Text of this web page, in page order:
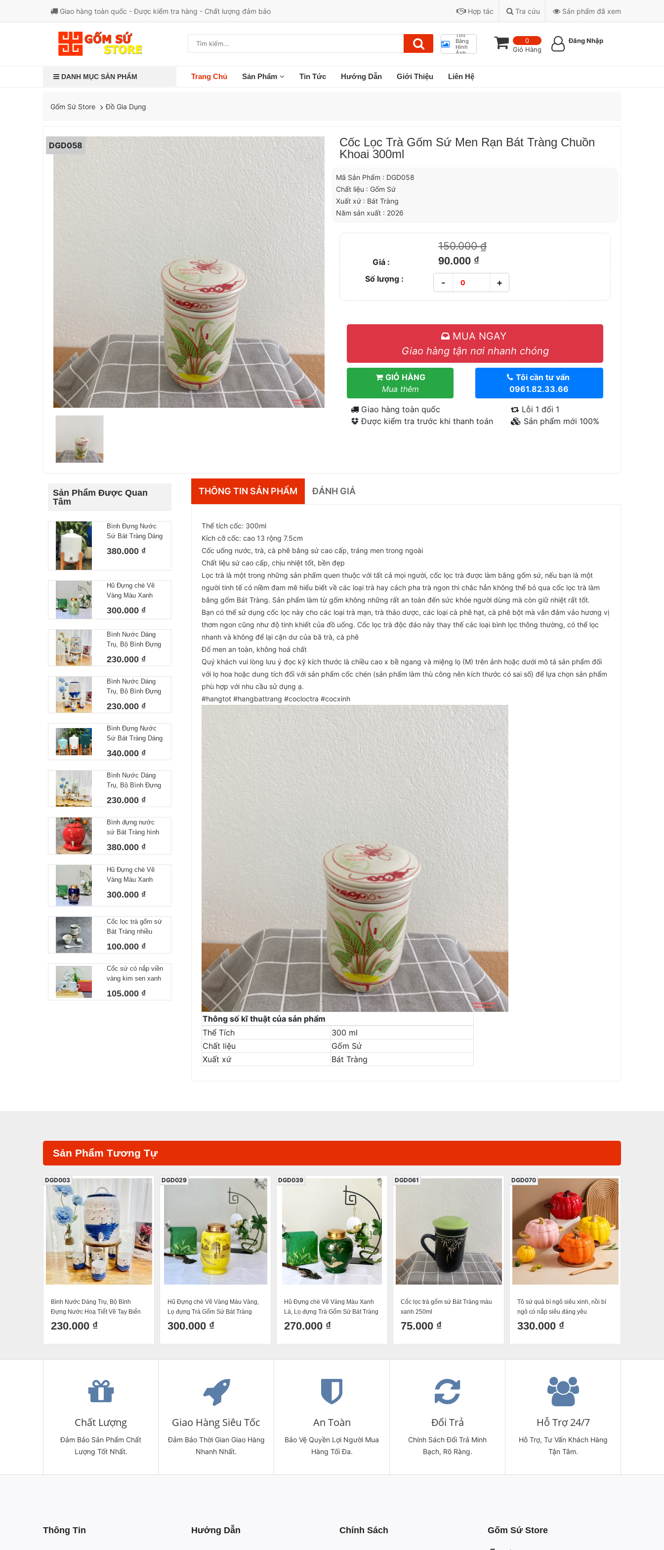
Giao hàng toàn quốc - Được kiểm tra hàng - Chất lượng đảm bảo Hợp tác Tra cứu Sản phẩm đã xem
Tìm
Bằng
Hình
Ảnh
0
Giỏ Hàng
Đăng Nhập
DANH MỤC SẢN PHẨM Trang Chủ Sản Phẩm Tin Tức Hướng Dẫn Giới Thiệu Liên Hệ
Gốm Sứ Store Đồ Gia Dụng
DGD058
Cốc Lọc Trà Gốm Sứ Men Rạn Bát Tràng Chuồn
Khoai 300ml
Mã Sản Phẩm : DGD058
Chất liệu : Gốm Sứ
Xuất xứ : Bát Tràng
Năm sản xuất : 2026
150.000 ₫
Giá : 90.000 ₫
Số lượng : - +
MUA NGAY
Giao hàng tận nơi nhanh chóng
GIỎ HÀNG
Mua thêm
Tôi cần tư vấn
0961.82.33.66
Giao hàng toàn quốc
Được kiểm tra trước khi thanh toán
Lỗi 1 đổi 1
Sản phẩm mới 100%
Sản Phẩm Được Quan
Tâm
Bình Đựng Nước
Sứ Bát Tràng Dáng
Gân Dung Tích 10L
380.000 ₫
Hũ Đựng chè Vẽ
Vàng Màu Xanh
Ngọc, Lọ đựng Trà
Gốm Sứ Bát Tràng
300.000 ₫
Bình Nước Dáng
Trụ, Bộ Bình Đựng
Tay DoRaeMon
Cốc Uống Nước
Sứ Bát Tràng
230.000 ₫
Bình Nước Dáng
Trụ, Bộ Bình Đựng
Tay Biển Khơi
Decor Dễ Thương
Cốc Uống Nước
Sứ Bát Tràng
230.000 ₫
Bình Đựng Nước
Sứ Bát Tràng Dáng
Gân Dung Tích 4L
340.000 ₫
Bình Nước Dáng
Trụ, Bộ Bình Đựng
Nước Hoạ Tiết Vẽ
Tay DoRaeMon
Decor Dễ Thương
Cốc Uống Nước
Sứ Bát Tràng
230.000 ₫
Bình đựng nước
sứ Bát Tràng hình
quả đào dung tích
5L
380.000 ₫
Hũ Đựng chè Vẽ
Vàng Màu Xanh
Trà Gốm Sứ Bát
17cm Dk13cm
300.000 ₫
Cốc lọc trà gốm sứ
Bát Tràng nhiều
300ml
100.000 ₫
Cốc sứ có nắp viền
vàng kim sen xanh
cao cấp Bát Tràng
hàng chọn kĩ
105.000 ₫
THÔNG TIN SẢN PHẨM ĐÁNH GIÁ
Thể tích cốc: 300ml
Kích cỡ cốc: cao 13 rộng 7.5cm
Cốc uống nước, trà, cà phê bằng sứ cao cấp, tráng men trong ngoài
Chất liệu sứ cao cấp, chịu nhiệt tốt, bền đẹp
Lọc trà là một trong những sản phẩm quen thuộc với tất cả mọi người, cốc lọc trà được làm bằng gốm sứ, nếu bạn là một
người tinh tế có niềm đam mê hiểu biết về các loại trà hay cách pha trà ngon thì chắc hẳn không thể bỏ qua cốc lọc trà làm
bằng gốm Bát Tràng. Sản phẩm làm từ gốm không những rất an toàn đến sức khỏe người dùng mà còn giữ nhiệt rất tốt.
Bạn có thể sử dụng cốc lọc này cho các loại trà mạn, trà thảo dược, các loại cà phê hạt, cà phê bột mà vẫn đảm vảo hương vị
thơm ngon cũng như độ tinh khiết của đồ uống. Cốc lọc trà độc đáo này thay thế các loại bình lọc thông thường, có thể lọc
nhanh và không để lại cặn dư của bã trà, cà phê
Đổ men an toàn, không hoá chất
Quý khách vui lòng lưu ý đọc kỹ kích thước là chiều cao x bề ngang và miệng lọ (M) trên ảnh hoặc dưới mô tả sản phẩm đối
với lọ hoa hoặc dung tích đối với sản phẩm cốc chén (sản phẩm làm thù công nên kích thước có sai số) để lựa chọn sản phẩm
phù hợp với nhu cầu sử dụng ạ.
#hangtot #hangbattrang #cocloctra #cocxinh
Thông số kĩ thuật của sản phẩm
Thể Tích
300 ml
Chất liệu
Gốm Sứ
Xuất xứ
Bát Tràng
Sản Phẩm Tương Tự
Bình Nước Dáng Trụ, Bộ Bình
Đựng Nước Hoạ Tiết Vẽ Tay Biển
Khơi Dáng Cốc Trụ Decor Dễ
Thương Cốc Uống Nước Sứ Bát
230.000 ₫
DGD003
Hũ Đựng chè Vẽ Vàng Màu Vàng,
Lọ đựng Trà Gốm Sứ Bát Tràng
Cao Cấp Cao 17cm Dk13cm
300.000 ₫
DGD029
Hũ Đựng chè Vẽ Vàng Màu Xanh
Lá, Lọ đựng Trà Gốm Sứ Bát Tràng
Cao Cấp Cao 15 Đường Kính 13
270.000 ₫
DGD039
Cốc lọc trà gốm sứ Bát Tràng màu
xanh 250ml
75.000 ₫
DGD061
Tô sứ quả bí ngô siêu xinh, nồi bí
ngô có nắp siêu đáng yêu
330.000 ₫
DGD070
Chất Lượng
Đảm Bảo Sản Phẩm Chất
Lượng Tốt Nhất.
Giao Hàng Siêu Tốc
Đảm Bảo Thời Gian Giao Hàng
Nhanh Nhất.
An Toàn
Bảo Vệ Quyền Lợi Người Mua
Hàng Tối Đa.
Đổi Trả
Chính Sách Đổi Trả Minh
Bạch, Rõ Ràng.
Hỗ Trợ 24/7
Hỗ Trợ, Tư Vấn Khách Hàng
Tận Tâm.
Thông Tin Hướng Dẫn Chính Sách Gốm Sứ Store